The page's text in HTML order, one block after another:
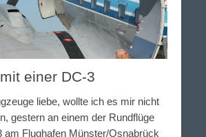
einer DC-3
liebe, wollte ich es mir nicht
gestern an einem der Rundflüge
am Flughafen Münster/Osnabrück